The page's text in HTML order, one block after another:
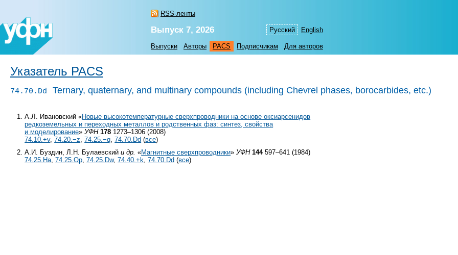
RSS-ленты
Русский English
Выпуск 7, 2026
Выпуски Авторы PACS Подписчикам Для авторов
Указатель PACS
74.70.Dd Ternary, quaternary, and multinary compounds (including Chevrel phases, borocarbides, etc.)
А.Л. Ивановский «Новые высокотемпературные сверхпроводники на основе оксиарсенидов
редкоземельных и переходных металлов и родственных фаз: синтез, свойства
и моделирование»УФН 178 1273–1306 (2008)
74.10.+v,74.20.−z,74.25.−q,74.70.Dd (все)
А.И. Буздин, Л.Н. Булаевскийи др. «Магнитные сверхпроводники»УФН 144597–641 (1984)
74.25.Ha,74.25.Op,74.25.Dw,74.40.+k,74.70.Dd (все)